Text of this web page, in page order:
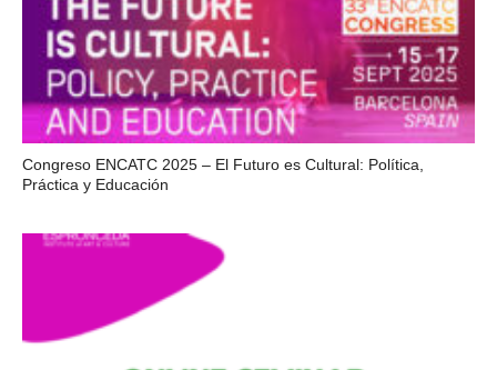
Congreso ENCATC 2025 – El Futuro es Cultural: Política,
Práctica y Educación